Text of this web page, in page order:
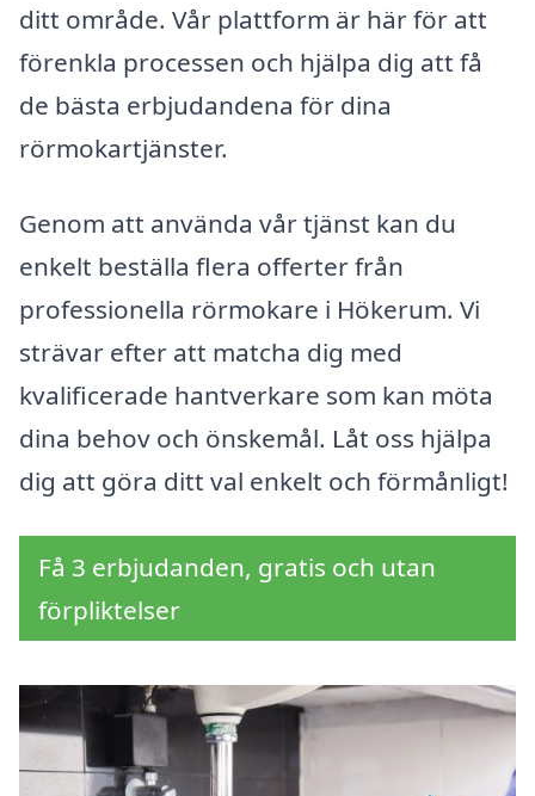
ditt område. Vår plattform är här för att
förenkla processen och hjälpa dig att få
de bästa erbjudandena för dina
rörmokartjänster.
Genom att använda vår tjänst kan du
enkelt beställa flera offerter från
professionella rörmokare i Hökerum. Vi
strävar efter att matcha dig med
kvalificerade hantverkare som kan möta
dina behov och önskemål. Låt oss hjälpa
dig att göra ditt val enkelt och förmånligt!
Få 3 erbjudanden, gratis och utan
förpliktelser